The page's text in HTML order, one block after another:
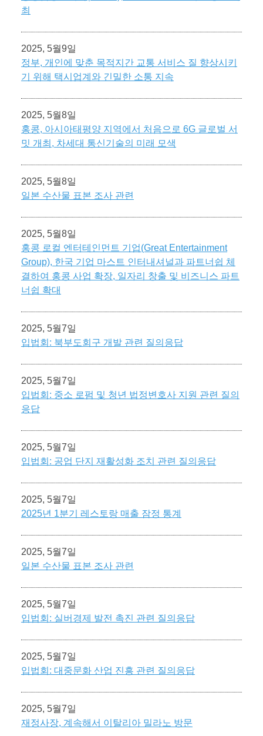
최
2025, 5월9일
정부, 개인에 맞춘 목적지간 교통 서비스 질 향상시키
기 위해 택시업계와 긴밀한 소통 지속
2025, 5월8일
홍콩, 아시아태평양 지역에서 처음으로 6G 글로벌 서
밋 개최, 차세대 통신기술의 미래 모색
2025, 5월8일
일본 수산물 표본 조사 관련
2025, 5월8일
홍콩 로컬 엔터테인먼트 기업(Great Entertainment
Group), 한국 기업 마스트 인터내셔널과 파트너쉽 체
결하여 홍콩 사업 확장, 일자리 창출 및 비즈니스 파트
너쉽 확대
2025, 5월7일
입법회: 북부도회구 개발 관련 질의응답
2025, 5월7일
입법회: 중소 로펌 및 청년 법정변호사 지원 관련 질의
응답
2025, 5월7일
입법회: 공업 단지 재활성화 조치 관련 질의응답
2025, 5월7일
2025년 1분기 레스토랑 매출 잠정 통계
2025, 5월7일
일본 수산물 표본 조사 관련
2025, 5월7일
입법회: 실버경제 발전 촉진 관련 질의응답
2025, 5월7일
입법회: 대중문화 산업 진흥 관련 질의응답
2025, 5월7일
재정사장, 계속해서 이탈리아 밀라노 방문